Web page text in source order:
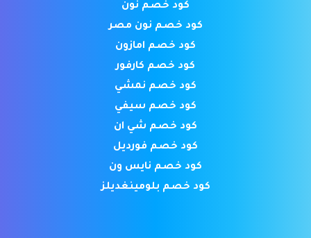
كود خصم نون
كود خصم نون مصر
كود خصم امازون
كود خصم كارفور
كود خصم نمشي
كود خصم سيفي
كود خصم شي ان
كود خصم فورديل
كود خصم نايس ون
كود خصم بلومينغديلز